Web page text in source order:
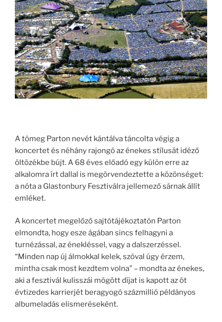
A tömeg Parton nevét kántálva táncolta végig a
koncertet és néhány rajongó az énekes stílusát idéző
öltözékbe bújt. A 68 éves előadó egy külön erre az
alkalomra írt dallal is megörvendeztette a közönséget:
a nóta a Glastonbury Fesztiválra jellemező sárnak állít
emléket.
A koncertet megelőző sajtótájékoztatón Parton
elmondta, hogy esze ágában sincs felhagyni a
turnézással, az énekléssel, vagy a dalszerzéssel.
“Minden nap új álmokkal kelek, szóval úgy érzem,
mintha csak most kezdtem volna” – mondta az énekes,
aki a fesztivál kulisszái mögött díjat is kapott az öt
évtizedes karrierjét beragyogó százmillió példányos
albumeladás elismeréseként.